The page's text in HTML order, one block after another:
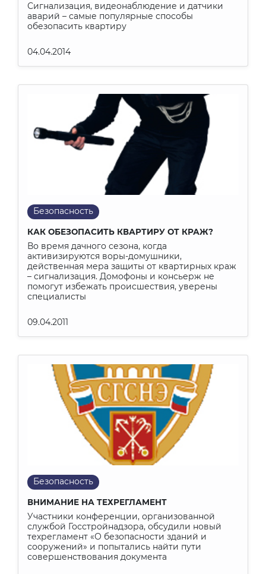
Сигнализация, видеонаблюдение и датчики
аварий – самые популярные способы
обезопасить квартиру
04.04.2014
Безопасность
КАК ОБЕЗОПАСИТЬ КВАРТИРУ ОТ КРАЖ?
Во время дачного сезона, когда
активизируются воры-домушники,
действенная мера защиты от квартирных краж
– сигнализация. Домофоны и консьерж не
помогут избежать происшествия, уверены
специалисты
09.04.2011
Безопасность
ВНИМАНИЕ НА ТЕХРЕГЛАМЕНТ
Участники конференции, организованной
службой Госстройнадзора, обсудили новый
техрегламент «О безопасности зданий и
сооружений» и попытались найти пути
совершенствования документа